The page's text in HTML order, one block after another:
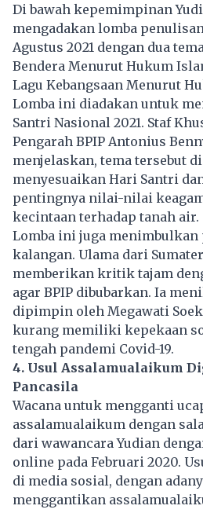
Di bawah kepemimpinan
mengadakan lomba
Agustus 2021 dengan dua
Bendera Menurut Hukum
Lagu Kebangsaan Menurut
Lomba ini diadakan untuk
Santri Nasional 2021. Staf
Pengarah BPIP Antonius
menjelaskan, tema tersebut
menyesuaikan Hari Santri
pentingnya nilai-nilai
kecintaan terhadap tanah air.
Lomba ini juga menimbulkan
kalangan. Ulama dari
memberikan kritik tajam
agar BPIP dibubarkan. Ia
dipimpin oleh Megawati
kurang memiliki kepekaan
tengah pandemi Covid-19.
4. Usul Assalamualaikum
Pancasila
Wacana untuk mengganti
assalamualaikum dengan
dari wawancara Yudian
online pada Februari 2020.
di media sosial, dengan
menggantikan